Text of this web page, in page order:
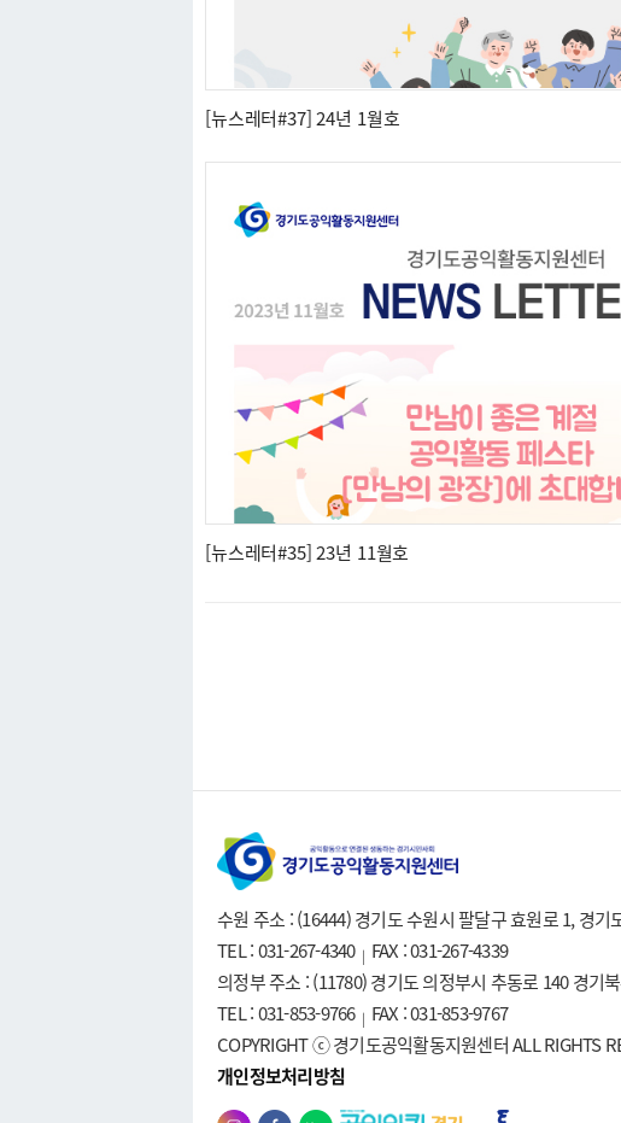
[뉴스레터#37] 24년 1월호
[뉴스레터#35] 23년 11월호
수원 주소 : (16444) 경기도 수원시 팔달구 효원로 1, 경기
TEL : 031-267-4340 | FAX : 031-267-4339
의정부 주소 : (11780) 경기도 의정부시 추동로 140 경기
TEL : 031-853-9766 | FAX : 031-853-9767
COPYRIGHT ⓒ 경기도공익활동지원센터 ALL RIGHTS
개인정보처리방침